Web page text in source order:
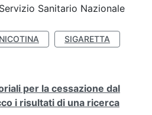
Sanitario Nazionale
NICOTINA
SIGARETTA
per la cessazione dal
i risultati di una ricerca